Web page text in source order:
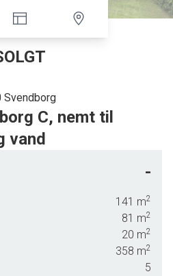
Svendborg
C, nemt til
vand
o
også ved godt lysindfald. Villaen rummer
jer væld af gode indretningsmuligheder.
er sørget for plads til parkering.
-
141 m2
81 m2
20 m2
358 m2
5